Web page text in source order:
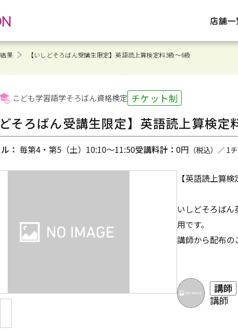
店舗一
果 【いしどそろばん受講生限定】英語読上算検定料3級～6級
こども学習語学そろばん資格検定 チケット制
どそろばん受講生限定】英語読上算検定
： 毎第4・第5（土）10:10～11:50受講料計： 0円 （税込）／ 1
【英語読上算
いしどそろば
用です。
講師から配布の
講師
講師